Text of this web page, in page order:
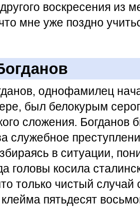
воскресения из
мне уже поздно
однофамилец
был белокурым
сложения. Богданов
служебное
в ситуации,
головы косила
только чистый случай
пятьдесят